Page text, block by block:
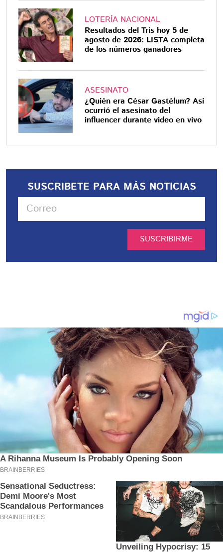
LOTERÍA NACIONAL
Resultados del Tris hoy 5 de
agosto de 2026: LISTA completa
de los números ganadores
ASESINATO
¿Quién era César Gastélum? Así
ocurrió el asesinato del
influencer durante video en vivo
SUSCRIBETE PARA MÁS NOTICIAS
SUSCRIBIRME